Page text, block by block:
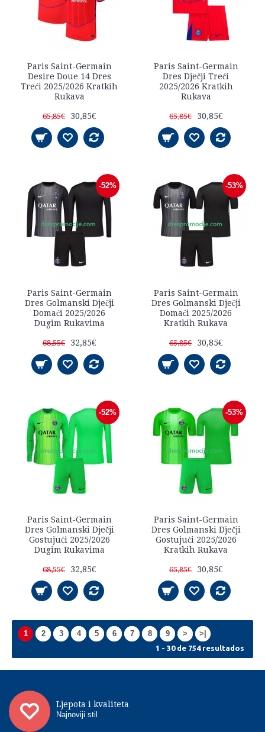
Paris Saint-Germain
Desire Doue 14 Dres
Treći 2025/2026 Kratkih
Rukava
65,85€ 30,85€
Paris Saint-Germain
Dres Dječji Treći
2025/2026 Kratkih
Rukava
65,85€ 30,85€
-52%
Paris Saint-Germain
Dres Golmanski Dječji
Domaći 2025/2026
Dugim Rukavima
68,55€ 32,85€
-53%
Paris Saint-Germain
Dres Golmanski Dječji
Domaći 2025/2026
Kratkih Rukava
65,85€ 30,85€
-52%
Paris Saint-Germain
Dres Golmanski Dječji
Gostujući 2025/2026
Dugim Rukavima
68,55€ 32,85€
-53%
Paris Saint-Germain
Dres Golmanski Dječji
Gostujući 2025/2026
Kratkih Rukava
65,85€ 30,85€
1 2 3 4 5 6 7 8 9 > >|
1 - 30 de 754 resultados
Ljepota i kvaliteta
Najnoviji stil